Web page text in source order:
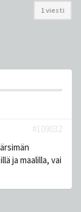
1 viesti
#109032
ja maalilla, vai